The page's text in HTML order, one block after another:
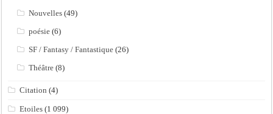
Nouvelles (49)
poésie (6)
SF / Fantasy / Fantastique (26)
Théâtre (8)
Citation (4)
Etoiles (1 099)